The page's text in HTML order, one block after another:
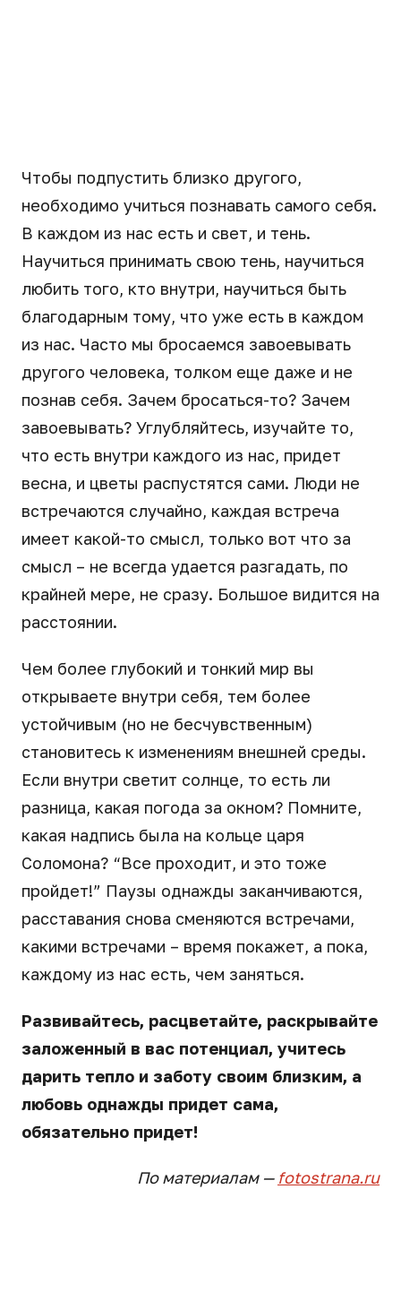
Чтобы подпустить близко другого,
необходимо учиться познавать самого себя.
В каждом из нас есть и свет, и тень.
Научиться принимать свою тень, научиться
любить того, кто внутри, научиться быть
благодарным тому, что уже есть в каждом
из нас. Часто мы бросаемся завоевывать
другого человека, толком еще даже и не
познав себя. Зачем бросаться-то? Зачем
завоевывать? Углубляйтесь, изучайте то,
что есть внутри каждого из нас, придет
весна, и цветы распустятся сами. Люди не
встречаются случайно, каждая встреча
имеет какой-то смысл, только вот что за
смысл – не всегда удается разгадать, по
крайней мере, не сразу. Большое видится на
расстоянии.
Чем более глубокий и тонкий мир вы
открываете внутри себя, тем более
устойчивым (но не бесчувственным)
становитесь к изменениям внешней среды.
Если внутри светит солнце, то есть ли
разница, какая погода за окном? Помните,
какая надпись была на кольце царя
Соломона? “Все проходит, и это тоже
пройдет!” Паузы однажды заканчиваются,
расставания снова сменяются встречами,
какими встречами – время покажет, а пока,
каждому из нас есть, чем заняться.
Развивайтесь, расцветайте, раскрывайте
заложенный в вас потенциал, учитесь
дарить тепло и заботу своим близким, а
любовь однажды придет сама,
обязательно придет!
По материалам — fotostrana.ru